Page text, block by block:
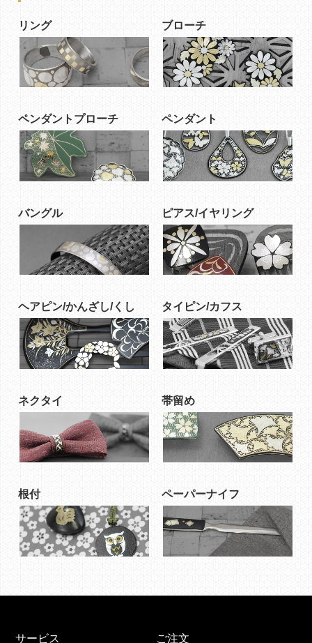
リング ブローチ
ペンダントプローチ ペンダント
バングル ピアス/イヤリング
ヘアピン/かんざし/くし タイピン/カフス
ネクタイ 帯留め
根付 ペーパーナイフ
サービス ご注文